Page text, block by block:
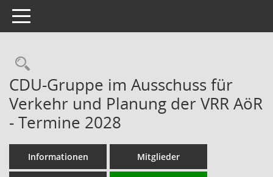
Toggle navigation
Rechercheauswahl
CDU-Gruppe im Ausschuss für
Verkehr und Planung der VRR AöR
- Termine 2028
Informationen Mitglieder